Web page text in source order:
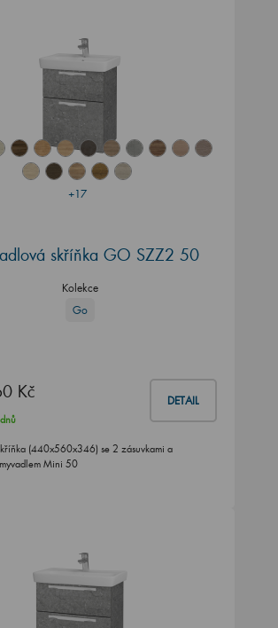
+17
skříňka GO SZZ2 50
Kolekce
Go
Kč DETAIL
(440x560x346) se 2 zásuvkami a
Mini 50